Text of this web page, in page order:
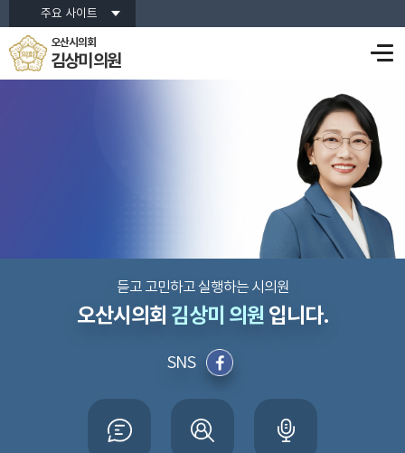
주요 사이트
오산시의회
김상미 의원
듣고고민하고실행하는 시의원
오산시의회 김상미 의원 입니다.
SNS